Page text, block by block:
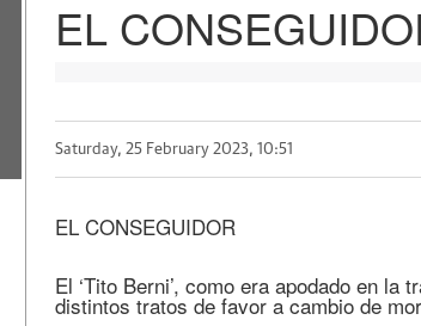
EL
Saturday, 25 February 2023, 10:51
EL CONSEGUIDOR
El ‘Tito Berni’, como era apodado en
distintos tratos de favor a cambio de